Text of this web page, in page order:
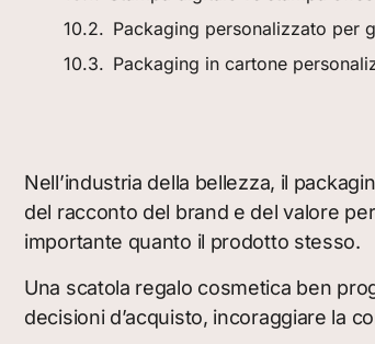
Packaging personalizzato per
Packaging in cartone
Nell’industria della bellezza, il
del racconto del brand e del valore
importante quanto il prodotto stesso.
Una scatola regalo cosmetica ben
decisioni d’acquisto, incoraggiare la